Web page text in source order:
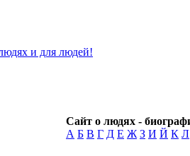
Сайт о людях -
А Б В Г Д Е Ж З И Й К Л